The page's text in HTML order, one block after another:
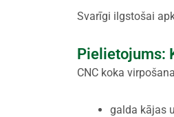
Svarīgi ilgstošai
Pielietojums:
CNC koka
galda kājas